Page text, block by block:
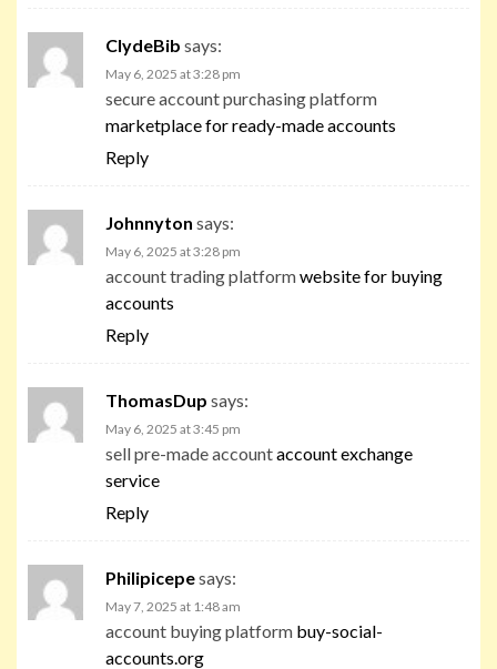
ClydeBib says:
May 6, 2025 at 3:28 pm
secure account purchasing platform
marketplace for ready-made accounts
Reply
Johnnyton says:
May 6, 2025 at 3:28 pm
account trading platformwebsite for buying
accounts
Reply
ThomasDup says:
May 6, 2025 at 3:45 pm
sell pre-made accountaccount exchange
service
Reply
Philipicepesays:
May 7, 2025 at 1:48 am
account buying platform buy-social-
accounts.org